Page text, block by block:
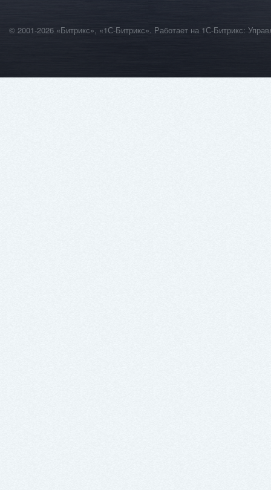
© 2001-2026 «Битрикс», «1С-Битрикс». Работает на 1С-Битрикс: